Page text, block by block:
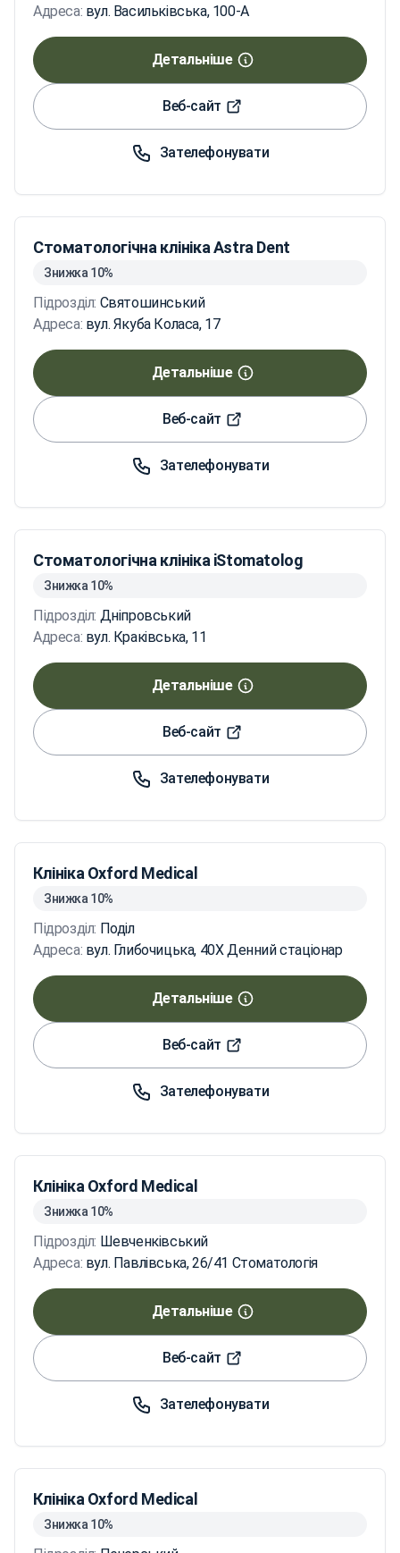
Адреса: вул. Васильківська, 100-А
Детальніше
Веб-сайт
Зателефонувати
Стоматологічна клініка Astra Dent
Знижка 10%
Підрозділ: Святошинський
Адреса: вул. Якуба Коласа, 17
Детальніше
Веб-сайт
Зателефонувати
Стоматологічна клініка iStomatolog
Знижка 10%
Підрозділ: Дніпровський
Адреса: вул. Краківська, 11
Детальніше
Веб-сайт
Зателефонувати
Клініка Oxford Medical
Знижка 10%
Підрозділ: Поділ
Адреса: вул. Глибочицька, 40X Денний стаціонар
Детальніше
Веб-сайт
Зателефонувати
Клініка Oxford Medical
Знижка 10%
Підрозділ: Шевченківський
Адреса: вул. Павлівська, 26/41 Стоматологія
Детальніше
Веб-сайт
Зателефонувати
Клініка Oxford Medical
Знижка 10%